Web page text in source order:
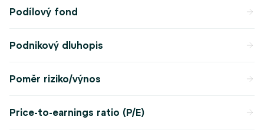
Podílový fond
Podnikový dluhopis
Poměr riziko/výnos
Price-to-earnings ratio (P/E)